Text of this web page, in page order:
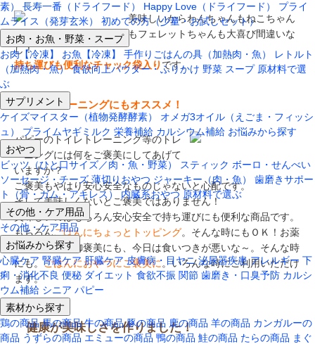
素）
長寿一番（ドライフード） Happy Love（ドライフード）
プライ
ムライス（発芽玄米）
初めての方（少量・お試しセット）
お肉・お魚・野菜・スープ
お肉【冷凍】 お魚【冷凍】 手作りごはんの具（加熱肉・魚）
レトルト
（加熱肉・魚） 食欲向上パウダー・ふりかけ 野菜 スープ 原材料で選
ぶ
サプリメント
ケイズマイスター（植物発酵酵素）
オメガ3オイル（えごま・フィッシ
ュ）
プライムヤギミルク 栄養補給 カルシウム補給 お悩みから探す
おやつ
ビッツ（ひと口サイズ／肉・魚・野菜） スティック ボーロ・せんべい
ソーセージ・チーズ 薄切りおやつ ジャーキー（肉・魚）
歯磨きサポー
ト（骨・ガム・アキレス）
内臓系おやつ 原材料で選ぶ
その他・ケア用品
その他・ケア用品
お悩みから探す
心臓ケア 腎臓ケア 肝臓ケア 皮膚病・目ヤニ 泌尿器疾患 アレルギー 下
痢・消化不良 便秘 ダイエット 食欲不振 関節 歯磨き・口臭予防 カルシ
ウム補給 シニア パピー
素材から探す
鶏の商品 馬の商品 牛の商品 豚の商品 鹿の商品 羊の商品 カンガルーの
商品 うずらの商品 エミューの商品 鴨の商品 鮭の商品 たらの商品 まぐ
美味しいからわんちゃんもねこちゃん
もフェレットちゃんも大喜び間違いな
し！
持ち運びも便利なチャック袋入り です。
トイレトレーニングにもオススメ！
パピーのトイレトレーニング等のトレ
ーニングには何をご褒美にしてあげて
いますか？
ご褒美もやはり安心安全なものじゃないと心配です。
そして美味しくないとご褒美ではありません！
美味しいのはもちろん安心安全で持ち運びにも便利な商品です。
もちろんごはんにちょっとトッピング。そんな時にもＯＫ！お薬
を飲んだ時の御褒美にも、今日は食いつきが悪いな～。そんな時
にも。ごはんにおやつにご褒美に。いろんな時にご利用いただけ
ます。
健康が美味しさを作りました！